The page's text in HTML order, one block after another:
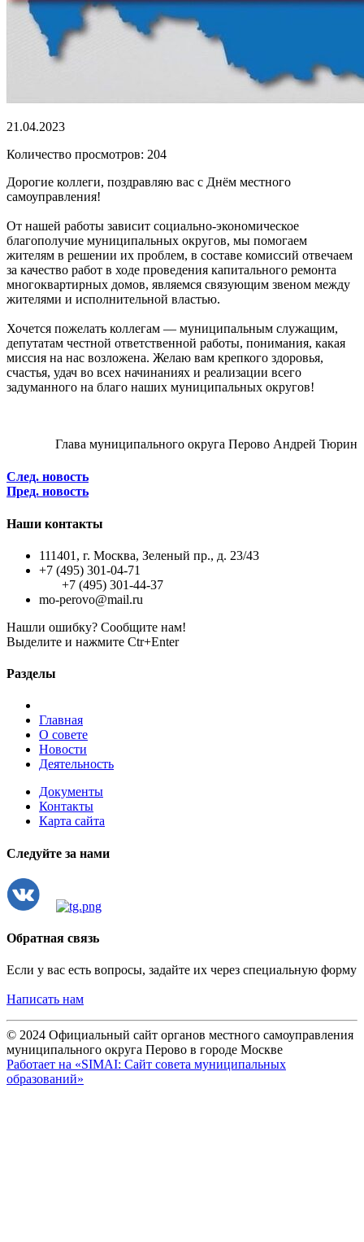
21.04.2023
Количество просмотров: 204
Дорогие коллеги, поздравляю вас с Днём местного
самоуправления!
От нашей работы зависит социально-экономическое
благополучие муниципальных округов, мы помогаем
жителям в решении их проблем, в составе комиссий отвечаем
за качество работ в ходе проведения капитального ремонта
многоквартирных домов, являемся связующим звеном между
жителями и исполнительной властью.
Хочется пожелать коллегам — муниципальным служащим,
депутатам честной ответственной работы, понимания, какая
миссия на нас возложена. Желаю вам крепкого здоровья,
счастья, удач во всех начинаниях и реализации всего
задуманного на благо наших муниципальных округов!
Глава муниципального округа Перово Андрей Тюрин
След. новость
Пред. новость
Наши контакты
111401, г. Москва, Зеленый пр., д. 23/43
+7 (495) 301-04-71
+7 (495) 301-44-37
mo-perovo@mail.ru
Нашли ошибку? Сообщите нам!
Выделите и нажмите Ctr+Enter
Разделы
Главная
О совете
Новости
Деятельность
Документы
Контакты
Карта сайта
Следуйте за нами
Обратная связь
Если у вас есть вопросы, задайте их через специальную форму
Написать нам
© 2024 Официальный сайт органов местного самоуправления
муниципального округа Перово в городе Москве
Работает на «SIMAI: Сайт совета муниципальных
образований»